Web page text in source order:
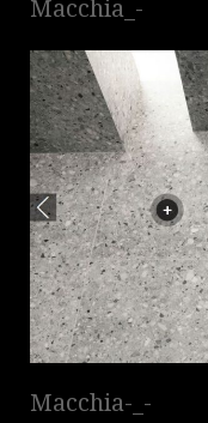
Macchia_-
Macchia-_-